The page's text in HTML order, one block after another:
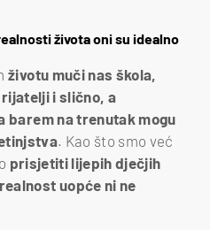
života oni su idealno
životu muči nas škola,
i slično, a
barem na trenutak mogu
. Kao što smo već
prisjetiti lijepih dječjih
uopće ni ne